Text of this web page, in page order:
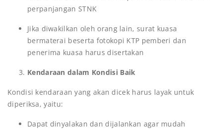
perpanjangan STNK
Jika diwakilkan oleh orang lain, surat kuasa
bermaterai beserta fotokopi KTP pemberi dan
penerima kuasa harus disertakan
Kendaraan dalam Kondisi Baik
Kondisi kendaraan yang akan dicek harus layak untuk
diperiksa, yaitu:
Dapat dinyalakan dan dijalankan agar mudah